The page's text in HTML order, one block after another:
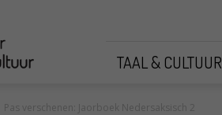
TAAL & CULTUUR
Pas verschenen: Jaorboek Nedersaksisch 2